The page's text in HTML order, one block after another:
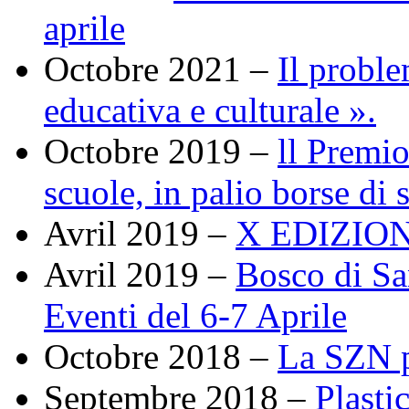
aprile
Octobre 2021 – Il
educativa e culturale ».
Octobre 2019 – ll
scuole, in palio borse di
Avril 2019 – X
Avril 2019 – Bosco di
Eventi del 6-7 Aprile
Octobre 2018 – La SZN
Septembre 2018 –